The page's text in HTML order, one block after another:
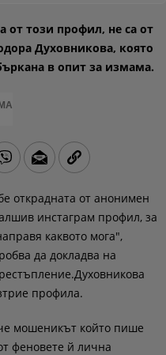
от този профил, не са от
Духовникова, която
в опит за измама.
открадната от анонимен
инстаграм профил, за
каквото мога",
да докладва на
профила.
мошеникът който пише
феновете й лична